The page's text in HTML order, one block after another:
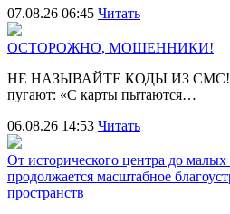
07.08.26 06:45 Читать
ОСТОРОЖНО, МОШЕННИКИ!
НЕ НАЗЫВАЙТЕ КОДЫ ИЗ СМС!
пугают: «С карты пытаются…
06.08.26 14:53 Читать
От исторического центра до
продолжается масштабное
пространств